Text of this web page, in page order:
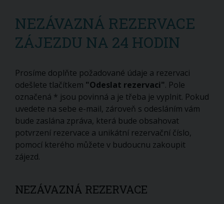
NEZÁVAZNÁ REZERVACE
ZÁJEZDU NA 24 HODIN
Prosíme doplňte požadované údaje a rezervaci
odešlete tlačítkem "Odeslat rezervaci". Pole
označená * jsou povinná a je třeba je vyplnit. Pokud
uvedete na sebe e-mail, zároveň s odesláním vám
bude zaslána zpráva, která bude obsahovat
potvrzení rezervace a unikátní rezervační číslo,
pomocí kterého můžete v budoucnu zakoupit
zájezd.
NEZÁVAZNÁ REZERVACE